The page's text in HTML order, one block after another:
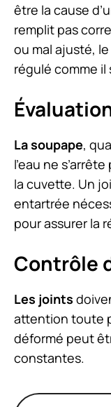
être la cause
remplit pas
ou mal ajusté, le
régulé comme il
La soupape,
l’eau ne
la cuvette. Un
entartrée
pour assurer la
Contrôle
Les joints
attention toute
déformé peut
constantes.